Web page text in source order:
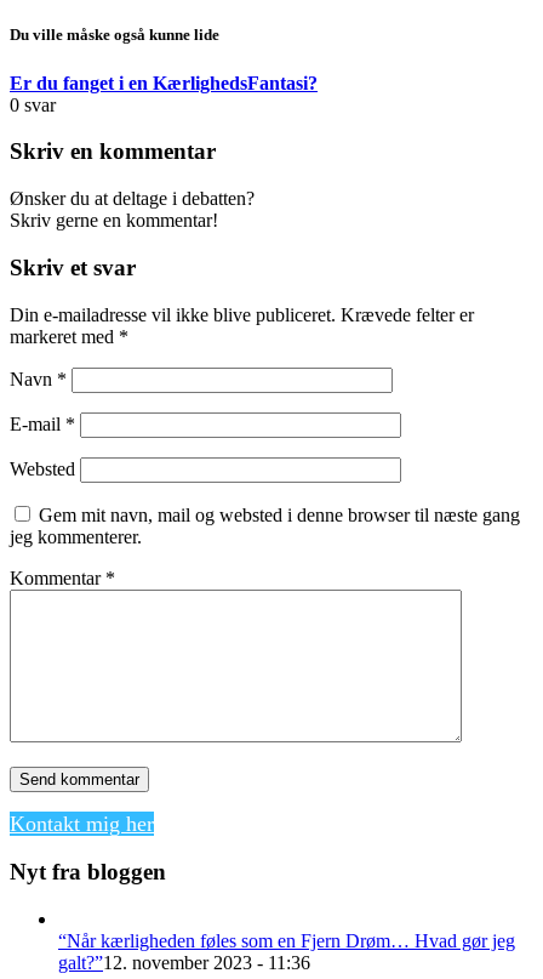
Du ville måske også kunne lide
Er du fanget i en KærlighedsFantasi?
0 svar
Skriv en kommentar
Ønsker du at deltage i debatten?
Skriv gerne en kommentar!
Skriv et svar
Din e-mailadresse vil ikke blive publiceret. Krævede felter er
markeret med *
Navn *
E-mail *
Websted
Gem mit navn, mail og websted i denne browser til næste gang
jeg kommenterer.
Kommentar *
Kontakt mig her
Nyt fra bloggen
“Når kærligheden føles som en Fjern Drøm… Hvad gør jeg
galt?”12. november 2023 - 11:36